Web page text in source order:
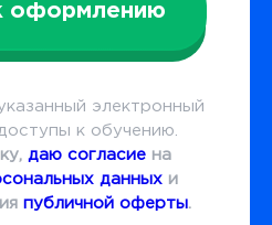
оформлению
электронный
к обучению.
даю согласиена
данныхи
публичной оферты.